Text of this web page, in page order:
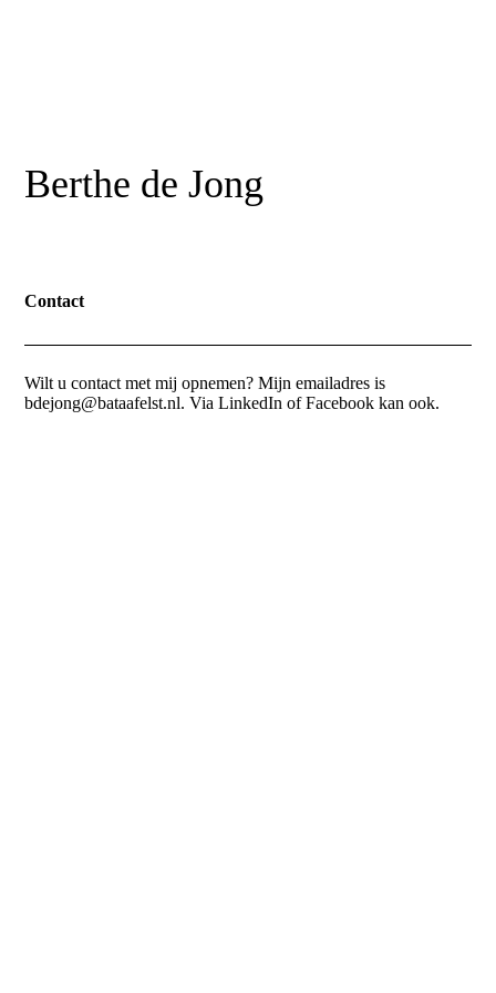
Berthe de Jong
Contact
Wilt u contact met mij opnemen? Mijn emailadres is
bdejong@bataafelst.nl. Via LinkedIn of Facebook kan ook.